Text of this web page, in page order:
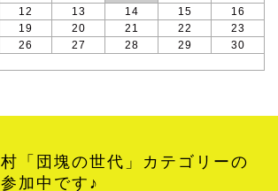
12 13 14 15
16
19 20 21 22
23
26 27 28 29
30
「団塊の世代」カテゴリーの
加中です♪